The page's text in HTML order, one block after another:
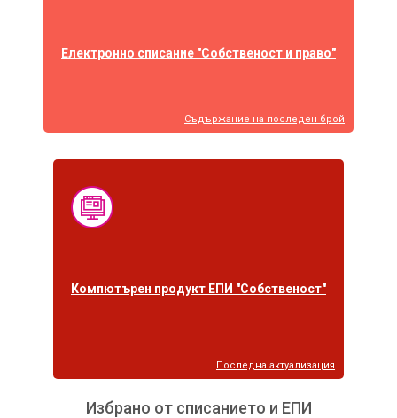
Електронно списание "Собственост и право"
Съдържание на последен брой
Компютърен продукт ЕПИ "Собственост"
Последна актуализация
Избрано от списанието и ЕПИ